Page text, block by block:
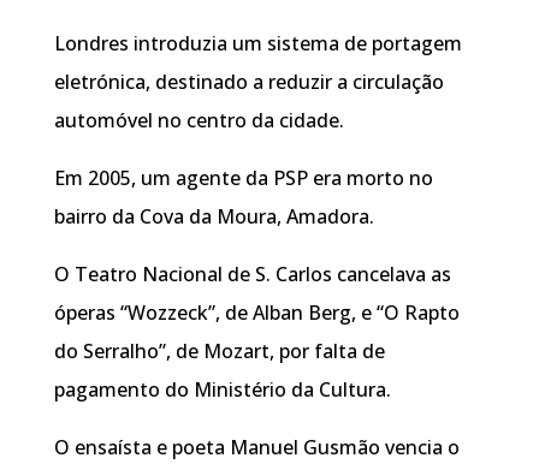
Londres introduzia um sistema de portagem
eletrónica, destinado a reduzir a circulação
automóvel no centro da cidade.
Em 2005, um agente da PSP era morto no
bairro da Cova da Moura, Amadora.
O Teatro Nacional de S. Carlos cancelava as
óperas “Wozzeck”, de Alban Berg, e “O Rapto
do Serralho”, de Mozart, por falta de
pagamento do Ministério da Cultura.
O ensaísta e poeta Manuel Gusmão vencia o